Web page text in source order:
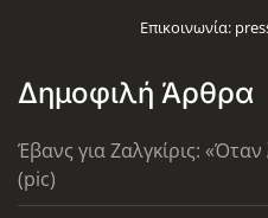
Επικοινωνία:
Δημοφιλή Άρθρα
Έβανς για Ζαλγκίρις:
(pic)